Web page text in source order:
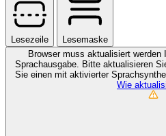
Lesezeile
Lesemaske
Browser muss aktualisiert werden
Sprachausgabe. Bitte aktualisieren
Sie einen mit aktivierter
Wie